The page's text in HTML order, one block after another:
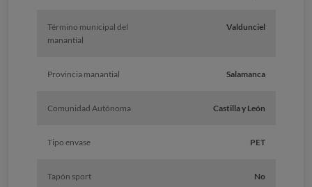
Término municipal del
manantial
Valdunciel
Provincia manantial Salamanca
Comunidad Autónoma Castilla y León
Tipo envase PET
Tapón sport No